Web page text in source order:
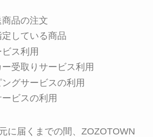
品の注文
している商品
ス利用
受取りサービス利用
グサービスの利用
ビスの利用
に届くまでの間、ZOZOTOWN